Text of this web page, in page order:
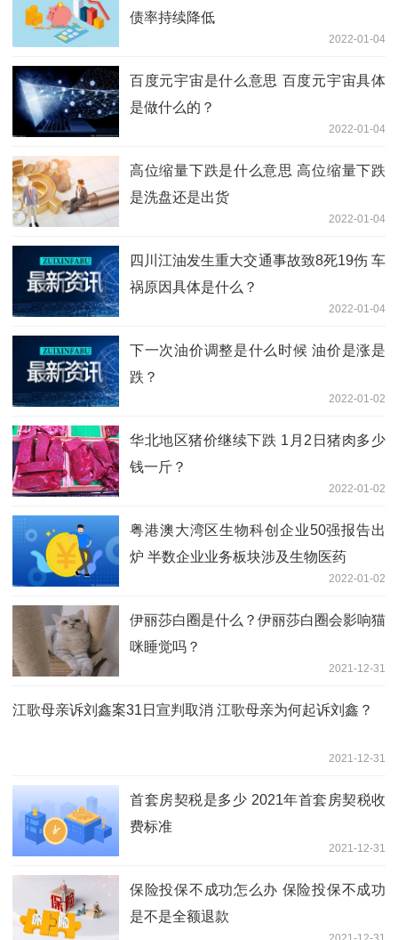
债率持续降低
2022-01-04
百度元宇宙是什么意思 百度元宇宙具体
是做什么的？
2022-01-04
高位缩量下跌是什么意思 高位缩量下跌
是洗盘还是出货
2022-01-04
四川江油发生重大交通事故致8死19伤 车
祸原因具体是什么？
2022-01-04
下一次油价调整是什么时候 油价是涨是
跌？
2022-01-02
华北地区猪价继续下跌 1月2日猪肉多少
钱一斤？
2022-01-02
粤港澳大湾区生物科创企业50强报告出
炉 半数企业业务板块涉及生物医药
2022-01-02
伊丽莎白圈是什么？伊丽莎白圈会影响猫
咪睡觉吗？
2021-12-31
江歌母亲诉刘鑫案31日宣判取消 江歌母亲为何起诉刘鑫？
2021-12-31
首套房契税是多少 2021年首套房契税收
费标准
2021-12-31
保险投保不成功怎么办 保险投保不成功
是不是全额退款